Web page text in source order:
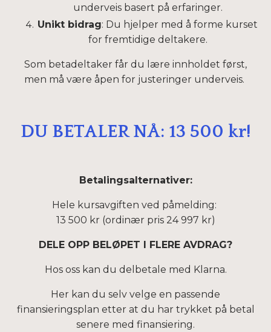
underveis basert på erfaringer.
Unikt bidrag: Du hjelper med å forme kurset
for fremtidige deltakere.
Som betadeltaker får du lære innholdet først,
men må være åpen for justeringer underveis.
DU BETALER NÅ: 13 500 kr!
Betalingsalternativer:
Hele kursavgiften ved påmelding:
13 500 kr (ordinær pris 24 997 kr)
DELE OPP BELØPET I FLERE AVDRAG?
Hos oss kan du delbetale med Klarna.
Her kan du selv velge en passende
finansieringsplan etter at du har trykket på betal
senere med finansiering.